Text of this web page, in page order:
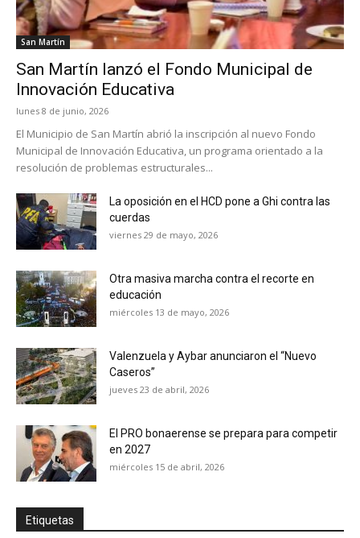
San Martín
San Martín lanzó el Fondo Municipal de
Innovación Educativa
lunes 8 de junio, 2026
El Municipio de San Martín abrió la inscripción al nuevo Fondo
Municipal de Innovación Educativa, un programa orientado a la
resolución de problemas estructurales...
La oposición en el HCD pone a Ghi contra las
cuerdas
viernes 29 de mayo, 2026
Otra masiva marcha contra el recorte en
educación
miércoles 13 de mayo, 2026
Valenzuela y Aybar anunciaron el “Nuevo
Caseros”
jueves 23 de abril, 2026
El PRO bonaerense se prepara para competir
en 2027
miércoles 15 de abril, 2026
Etiquetas